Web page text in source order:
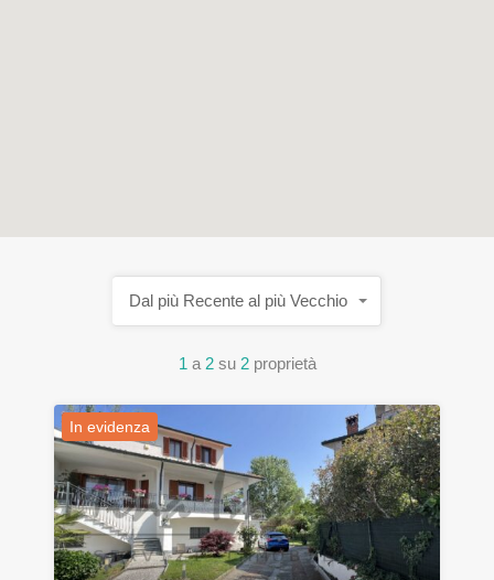
1 a 2 su 2 proprietà
Dal più Recente al più Vecchio
In evidenza